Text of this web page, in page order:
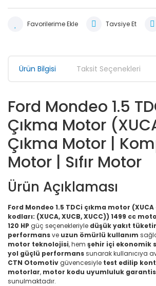
Tavsiye Et
Ürün Bilgisi Taksit Seçenekleri
Ford Mondeo 1.5
Çıkma Motor
Çıkma Motor |
Motor | Sıfır Motor
Ürün Açıklaması
Ford Mondeo 1.5 TDCi çıkma motor
kodları: (XUCA, XUCB, XUCC)) 1499 cc
120 HP güç seçenekleriyle düşük yakıt
performansve uzun ömürlü kullanım
motor teknolojisi, hem şehir içi ekonomik
yol güçlü performanssunarak kullanıcıya
CTN Otomotivgüvencesiyle test edilip
motorlar, motor kodu uyumluluk
sunulmaktadır.